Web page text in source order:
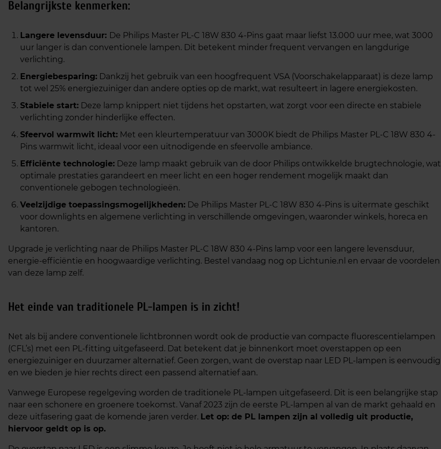
Belangrijkste kenmerken:
Langere levensduur: De Philips Master PL-C 18W 830 4-Pins gaat maar liefst 13.000 uur mee, wat 3000
uur langer is dan conventionele lampen. Dit betekent minder frequent vervangen en langdurige
verlichting.
Energiebesparing: Dankzij het gebruik van een hoogfrequent VSA (Voorschakelapparaat) is deze lamp
tot wel 25% energiezuiniger dan andere opties op de markt, wat resulteert in lagere energiekosten.
Stabiele start: Deze lamp knippert niet tijdens het opstarten, wat zorgt voor een directe en stabiele
verlichting zonder hinderlijke effecten.
Sfeervol warmwit licht: Met een kleurtemperatuur van 3000K biedt de Philips Master PL-C 18W 830 4-
Pins warmwit licht, ideaal voor een uitnodigende en sfeervolle ambiance.
Efficiënte technologie: Deze lamp maakt gebruik van de door Philips ontwikkelde brugtechnologie, wat
optimale prestaties garandeert en meer licht en een hoger rendement mogelijk maakt dan
conventionele gebogen technologieën.
Veelzijdige toepassingsmogelijkheden: De Philips Master PL-C 18W 830 4-Pins is uitermate geschikt
voor downlights en algemene verlichting in verschillende omgevingen, waaronder winkels, horeca en
kantoren.
Upgrade je verlichting naar de Philips Master PL-C 18W 830 4-Pins lamp voor een langere levensduur,
energie-efficiëntie en hoogwaardige verlichting. Bestel vandaag nog op Lichtunie.nl en ervaar de voordelen
van deze lamp zelf.
Het einde van traditionele PL-lampen is in zicht!
Net als bij andere conventionele lichtbronnen wordt ook de productie van compacte fluorescentielampen
(CFL’s) met een PL-fitting uitgefaseerd. Dat betekent dat je binnenkort moet overstappen op een
energiezuiniger en duurzamer alternatief. Geen zorgen, want de overstap naar LED PL-lampen is eenvoudig
en we bieden je hier rechts direct een passend alternatief aan.
Vanwege Europese regelgeving worden de traditionele PL-lampen uitgefaseerd. Dit is een belangrijke stap
naar een schonere en groenere toekomst. Vanaf 2023 zijn de eerste PL-lampen al van de markt gehaald en
deze uitfasering gaat de komende jaren verder. Let op: de PL lampen zijn al volledig uit productie,
hiervoor geldt op is op.